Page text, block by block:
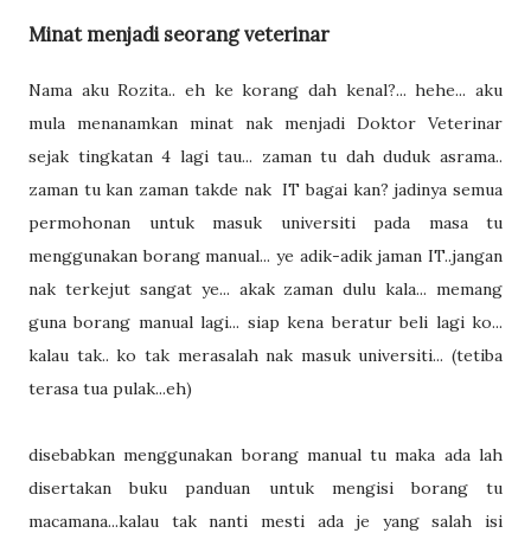
Minat menjadi seorang veterinar
Nama aku Rozita.. eh ke korang dah kenal?... hehe... aku
mula menanamkan minat nak menjadi Doktor Veterinar
sejak tingkatan 4 lagi tau... zaman tu dah duduk asrama..
zaman tu kan zaman takde nak IT bagai kan? jadinya semua
permohonan untuk masuk universiti pada masa tu
menggunakan borang manual... ye adik-adik jaman IT..jangan
nak terkejut sangat ye... akak zaman dulu kala... memang
guna borang manual lagi... siap kena beratur beli lagi ko...
kalau tak.. ko tak merasalah nak masuk universiti... (tetiba
terasa tua pulak...eh)
disebabkan menggunakan borang manual tu maka ada lah
disertakan buku panduan untuk mengisi borang tu
macamana...kalau tak nanti mesti ada je yang salah isi